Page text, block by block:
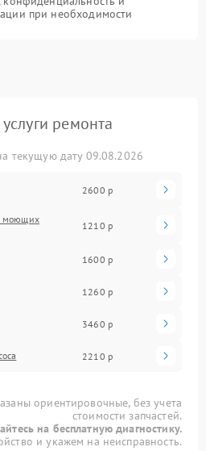
при необходимости
ремонта
текущую дату 09.08.2026
2600 р
моющих
1210 р
1600 р
1260 р
3460 р
2210 р
ориентировочные, без учета
стоимости запчастей.
на бесплатную диагностику.
и укажем на неисправность.